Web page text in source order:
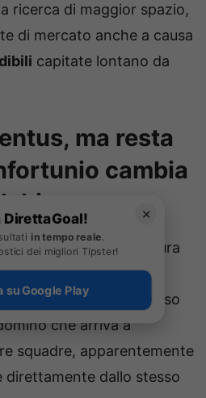
ricerca di maggior spazio,
di mercato anche a causa
capitate lontano da
ma resta
cambia
bianconero
giorni dalla chiusura
può, chiaramente,
qualunque club, spesso
che arriva a
squadre, apparentemente
dallo stesso
✕
DirettaGoal!
in tempo reale.
dei migliori Tipster!
su Google Play